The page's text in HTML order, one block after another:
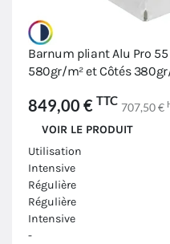
Barnum pliant Alu Pro 55
580gr/m² et Côtés
849,00 € TTC 707,50 €
VOIR LE PRODUIT
Utilisation
Intensive
Régulière
Régulière
Intensive
-